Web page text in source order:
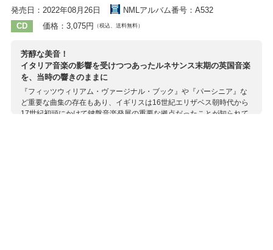
発売日：2022年08月26日
NMLアルバム番号：A532
CD
価格：3,075円 （税込、送料無料）
芳醇な美音！
イタリア音楽の影響を受けつつあったルネサンス末期の英国音楽
を、当時の響きのままに
『フィッツウィリアム・ヴァージナル・ブック』や『パーシニア』な
ど重要な曲集の存在もあり、イギリスは16世紀エリザベス朝時代から
17世紀初頭にかけて鍵盤音楽発展の重要な拠点だったことが知られて